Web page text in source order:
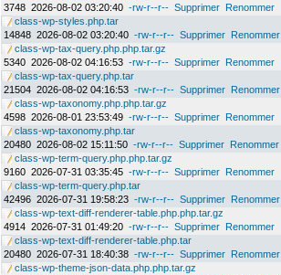
3748 2026-08-02 03:20:40 -rw-r--r-- Supprimer Renommer
class-wp-styles.php.tar
14848 2026-08-02 03:20:40 -rw-r--r-- Supprimer Renommer
class-wp-tax-query.php.php.tar.gz
5340 2026-08-02 04:16:53 -rw-r--r-- Supprimer Renommer
class-wp-tax-query.php.tar
21504 2026-08-02 04:16:53 -rw-r--r-- Supprimer Renommer
class-wp-taxonomy.php.php.tar.gz
4598 2026-08-01 23:53:49 -rw-r--r-- Supprimer Renommer
class-wp-taxonomy.php.tar
20480 2026-08-02 15:11:50 -rw-r--r-- Supprimer Renommer
class-wp-term-query.php.php.tar.gz
9160 2026-07-31 03:35:45 -rw-r--r-- Supprimer Renommer
class-wp-term-query.php.tar
42496 2026-07-31 19:58:23 -rw-r--r-- Supprimer Renommer
class-wp-text-diff-renderer-table.php.php.tar.gz
4914 2026-07-31 01:49:20 -rw-r--r-- Supprimer Renommer
class-wp-text-diff-renderer-table.php.tar
20480 2026-07-31 18:40:38 -rw-r--r-- Supprimer Renommer
class-wp-theme-json-data.php.php.tar.gz